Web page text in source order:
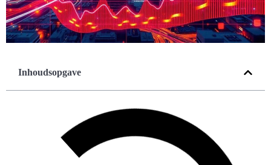
Inhoudsopgave